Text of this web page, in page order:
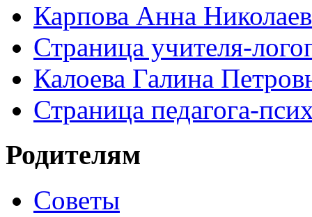
Карпова Анна
Страница учителя-
Калоева Галина
Страница педагога-
Родителям
Советы